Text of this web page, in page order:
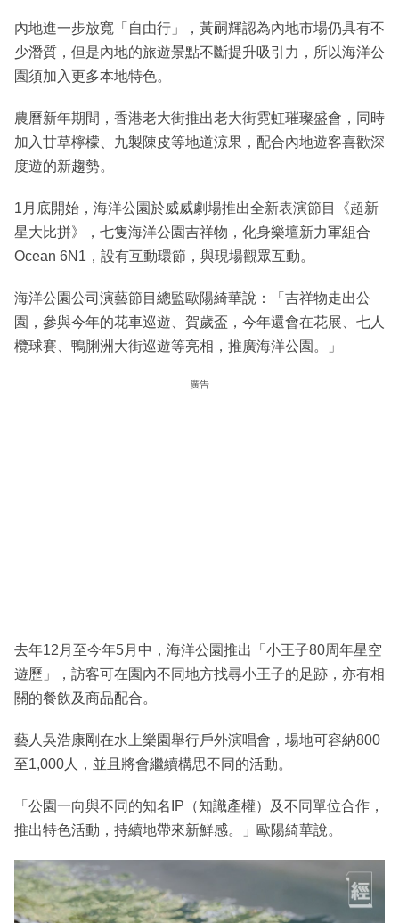
內地進一步放寬「自由行」，黃嗣輝認為內地市場仍具有不
少潛質，但是內地的旅遊景點不斷提升吸引力，所以海洋公
園須加入更多本地特色。
農曆新年期間，香港老大街推出老大街霓虹璀璨盛會，同時
加入甘草檸檬、九製陳皮等地道涼果，配合內地遊客喜歡深
度遊的新趨勢。
1月底開始，海洋公園於威威劇場推出全新表演節目《超新
星大比拼》，七隻海洋公園吉祥物，化身樂壇新力軍組合
Ocean 6N1，設有互動環節，與現場觀眾互動。
海洋公園公司演藝節目總監歐陽綺華說：「吉祥物走出公
園，參與今年的花車巡遊、賀歲盃，今年還會在花展、七人
欖球賽、鴨脷洲大街巡遊等亮相，推廣海洋公園。」
廣告
去年12月至今年5月中，海洋公園推出「小王子80周年星空
遊歷」，訪客可在園內不同地方找尋小王子的足跡，亦有相
關的餐飲及商品配合。
藝人吳浩康剛在水上樂園舉行戶外演唱會，場地可容納800
至1,000人，並且將會繼續構思不同的活動。
「公園一向與不同的知名IP（知識產權）及不同單位合作，
推出特色活動，持續地帶來新鮮感。」歐陽綺華說。